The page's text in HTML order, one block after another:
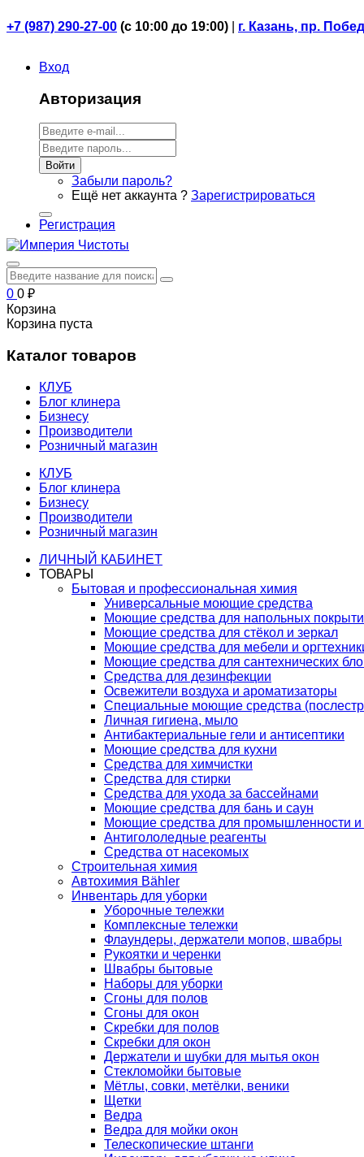
+7 (987) 290-27-00 (с 10:00 до 19:00) г. Казань, пр.
Вход
Авторизация
Войти
Забыли пароль?
Ещё нет аккаунта ? Зарегистрироваться
Регистрация
0 0 ₽
Корзина
Корзина пуста
Каталог товаров
КЛУБ
Блог клинера
Бизнесу
Производители
Розничный магазин
КЛУБ
Блог клинера
Бизнесу
Производители
Розничный магазин
ЛИЧНЫЙ КАБИНЕТ
ТОВАРЫ
Бытовая и профессиональная химия
Универсальные моющие средства
Моющие средства для напольных
Моющие средства для стёкол и зеркал
Моющие средства для мебели и
Моющие средства для сантехнических
Средства для дезинфекции
Освежители воздуха и ароматизаторы
Специальные моющие средства
Личная гигиена, мыло
Антибактериальные гели и антисептики
Моющие средства для кухни
Средства для химчистки
Средства для стирки
Средства для ухода за бассейнами
Моющие средства для бань и саун
Моющие средства для промышленности и
Антигололедные реагенты
Средства от насекомых
Строительная химия
Автохимия Bähler
Инвентарь для уборки
Уборочные тележки
Комплексные тележки
Флаундеры, держатели мопов, швабры
Рукоятки и черенки
Швабры бытовые
Наборы для уборки
Сгоны для полов
Сгоны для окон
Скребки для полов
Скребки для окон
Держатели и шубки для мытья окон
Стекломойки бытовые
Мётлы, совки, метёлки, веники
Щетки
Ведра
Ведра для мойки окон
Телескопические штанги